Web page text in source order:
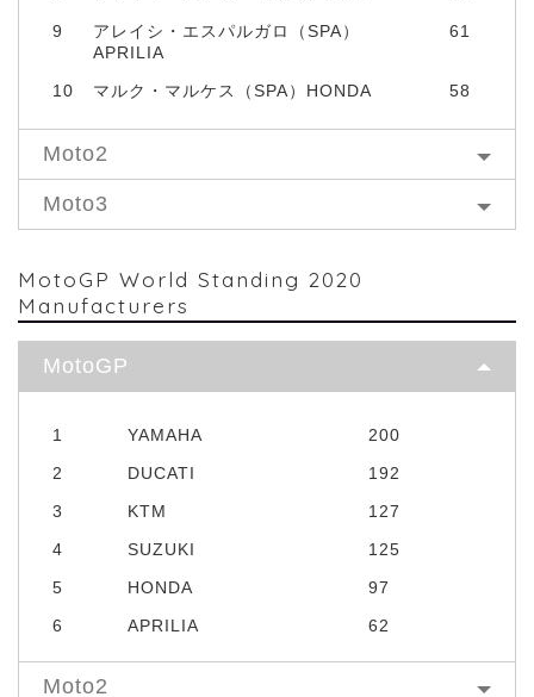
9
アレイシ・エスパルガロ（SPA）
APRILIA
61
10 マルク・マルケス（SPA）HONDA 58
Moto2
Moto3
MotoGP World Standing 2020
Manufacturers
MotoGP
1 YAMAHA
200
2
DUCATI
192
3
KTM
127
4
SUZUKI
125
5
HONDA
97
6
APRILIA 62
Moto2